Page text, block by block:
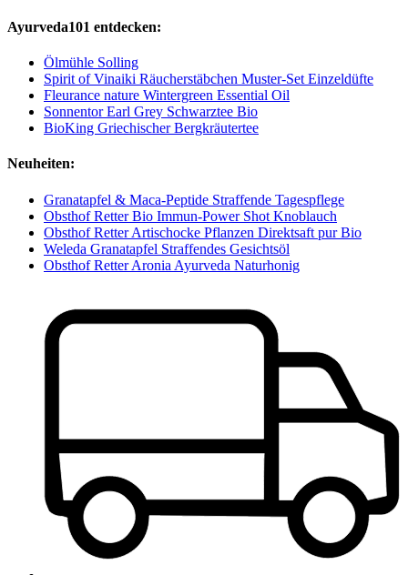
Ayurveda101 entdecken:
Ölmühle Solling
Spirit of Vinaiki Räucherstäbchen Muster-Set Einzeldüfte
Fleurance nature Wintergreen Essential Oil
Sonnentor Earl Grey Schwarztee Bio
BioKing Griechischer Bergkräutertee
Neuheiten:
Granatapfel & Maca-Peptide Straffende Tagespflege
Obsthof Retter Bio Immun-Power Shot Knoblauch
Obsthof Retter Artischocke Pflanzen Direktsaft pur Bio
Weleda Granatapfel Straffendes Gesichtsöl
Obsthof Retter Aronia Ayurveda Naturhonig